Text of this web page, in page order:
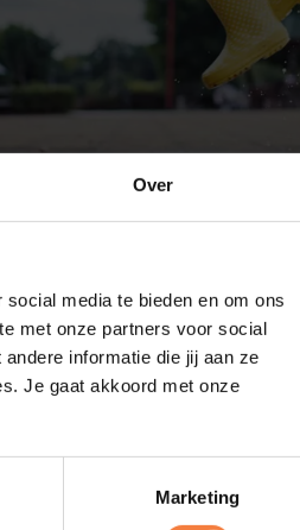
Over
media te bieden en om ons
met onze partners voor social
informatie die jij aan ze
Je gaat akkoord met onze
Marketing